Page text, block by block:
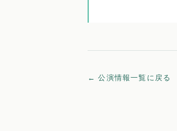
← 公演情報一覧に戻る